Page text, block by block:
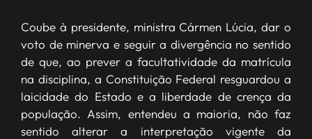
Coube à presidente, ministra Cármen Lúcia, dar o
voto de minerva e seguir a divergência no sentido
de que, ao prever a facultatividade da matrícula
na disciplina, a Constituição Federal resguardou a
laicidade do Estado e a liberdade de crença da
população. Assim, entendeu a maioria, não faz
sentido alterar a interpretação vigente da